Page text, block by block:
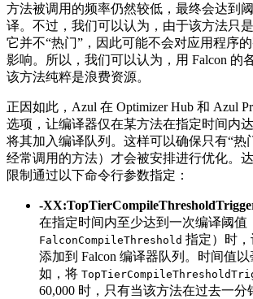
方法被调用的频率仍然较低，最终会达到
译。不过，我们可以认为，由于该方法只
它并不“热门”，因此可能不会对应用程序
影响。所以，我们可以认为，用 Falcon 的
该方法纯粹是浪费资源。
正因如此，Azul 在 Optimizer Hub 和 Azul
选项，让编译器仅在某方法在指定时间内
将其加入编译队列。这样可以确保只有“热
经常调用的方法）才会被安排进行优化。
限制通过以下命令行参数指定：
-
在指定时间内至少达到一次编译阈值
FalconCompileThreshold 指定）时
添加到 Falcon 编译器队列。时间值
如，将
60,000 时，只有当该方法在过去一分